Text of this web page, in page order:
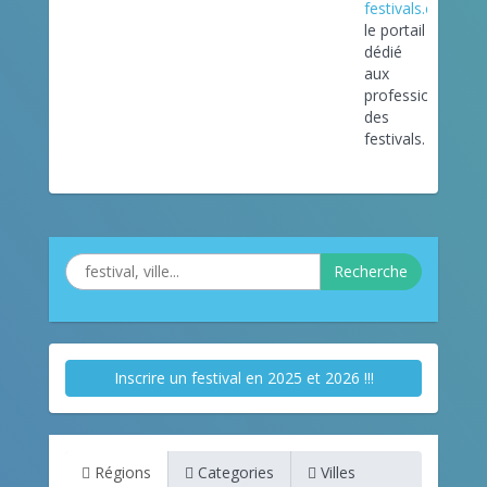
festivals.com
le portail
dédié
aux
professionnels
des
festivals.
Recherche
Inscrire un festival en 2025 et 2026 !!!
Régions Categories Villes